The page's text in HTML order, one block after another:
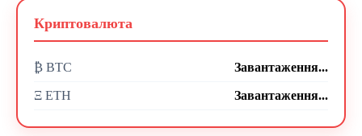
Криптовалюта
₿ BTC Завантаження...
Ξ ETH Завантаження...